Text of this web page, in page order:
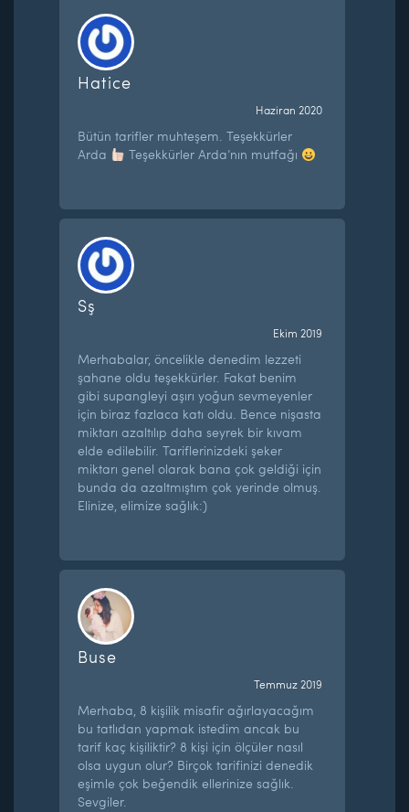
Hatice
Haziran 2020
Bütün tarifler muhteşem. Teşekkürler
Arda
Teşekkürler Arda’nın mutfağı
Sş
Ekim 2019
Merhabalar, öncelikle denedim lezzeti
şahane oldu teşekkürler. Fakat benim
gibi supangleyi aşırı yoğun sevmeyenler
için biraz fazlaca katı oldu. Bence nişasta
miktarı azaltılıp daha seyrek bir kıvam
elde edilebilir. Tariflerinizdeki şeker
miktarı genel olarak bana çok geldiği için
bunda da azaltmıştım çok yerinde olmuş.
Elinize, elimize sağlık:)
Buse
Temmuz 2019
Merhaba, 8 kişilik misafir ağırlayacağım
bu tatlıdan yapmak istedim ancak bu
tarif kaç kişiliktir? 8 kişi için ölçüler nasıl
olsa uygun olur? Birçok tarifinizi denedik
eşimle çok beğendik ellerinize sağlık.
Sevgiler.